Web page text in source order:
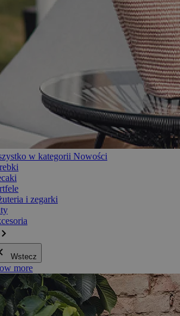
w kategorii Nowości
i zegarki
Wstecz
more